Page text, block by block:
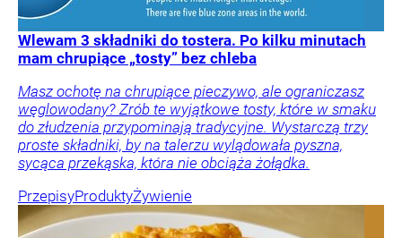
Wlewam 3 składniki do tostera. Po kilku minutach
mam chrupiące „tosty” bez chleba
Masz ochotę na chrupiące pieczywo, ale ograniczasz
węglowodany? Zrób te wyjątkowe tosty, które w smaku
do złudzenia przypominają tradycyjne. Wystarczą trzy
proste składniki, by na talerzu wylądowała pyszna,
sycąca przekąska, która nie obciąża żołądka.
PrzepisyProduktyŻywienie